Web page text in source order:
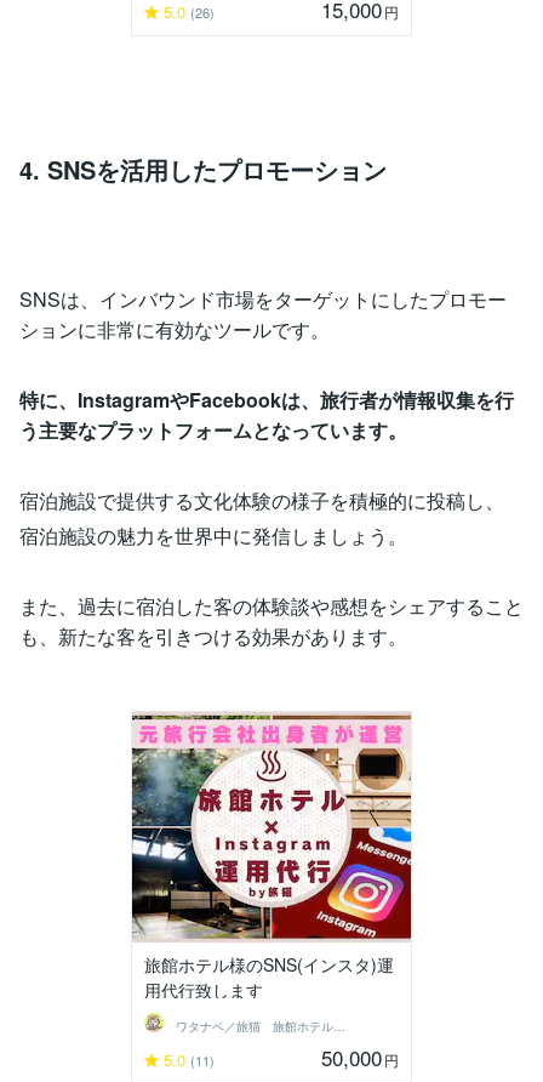
5.0 (26) 15,000円
4. SNSを活用したプロモーション
SNSは、インバウンド市場をターゲットにしたプロモー
ションに非常に有効なツールです。
特に、InstagramやFacebookは、旅行者が情報収集を行
う主要なプラットフォームとなっています。
宿泊施設で提供する文化体験の様子を積極的に投稿し、
宿泊施設の魅力を世界中に発信しましょう。
また、過去に宿泊した客の体験談や感想をシェアすること
も、新たな客を引きつける効果があります。
旅館ホテル様のSNS(インスタ)運
用代行致します
ワタナベ／旅猫 旅館ホテル集客支援
5.0 (11) 50,000円